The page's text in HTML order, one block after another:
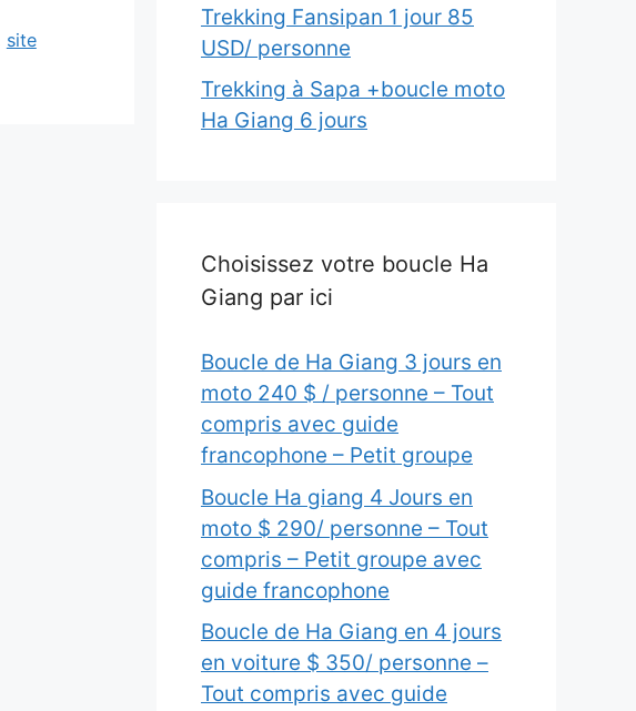
site
Trekking Fansipan 1 jour 85
USD/ personne
Trekking à Sapa +boucle moto
Ha Giang 6 jours
Choisissez votre boucle Ha
Giang par ici
Boucle de Ha Giang 3 jours en
moto 240 $ / personne – Tout
compris avec guide
francophone – Petit groupe
Boucle Ha giang 4 Jours en
moto $ 290/ personne – Tout
compris – Petit groupe avec
guide francophone
Boucle de Ha Giang en 4 jours
en voiture $ 350/ personne –
Tout compris avec guide